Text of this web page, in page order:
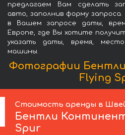
предлагаем Вам сделать
авто, заполнив форму
в Вашем запросе даты,
Европе, где Вы хотите
указать даты, время,
машины.
Фотографии
Flying
Стоимость аренды в
Бентли
Spur